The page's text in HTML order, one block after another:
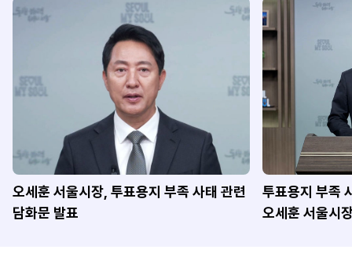
오세훈 서울시장, 투표용지 부족 사태 관련
담화문 발표
투표용지 부족
오세훈 서울시